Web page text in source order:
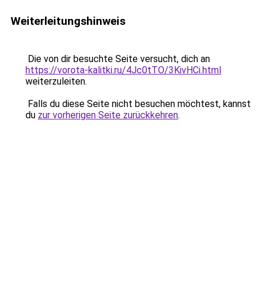
Weiterleitungshinweis
Die von dir besuchte Seite versucht, dich an
https://vorota-kalitki.ru/4Jc0tTO/3KivHCi.html
weiterzuleiten.
Falls du diese Seite nicht besuchen möchtest, kannst
du zur vorherigen Seite zurückkehren.